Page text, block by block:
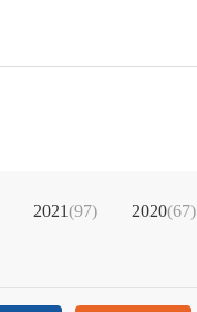
2021(97) 2020(67)